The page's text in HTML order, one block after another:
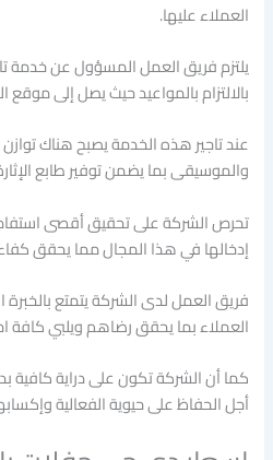
العملاء عليها.
يلتزم فريق العمل المسؤول عن خدمة
بالالتزام بالمواعيد حيث يصل إلى موقع
عند تاجير هذه الخدمة يصبح هناك توازن
والموسيقى بما يضمن توفير طابع
تحرص الشركة على تحقيق أقصى استفادة
إدخالها في هذا المجال مما يحقق
فريق العمل لدى الشركة يتمتع
العملاء بما يحقق رضاهم ويلبي كافة
كما أن الشركة تكون على دراية كافية
أجل الحفاظ على حيوية الفعالية